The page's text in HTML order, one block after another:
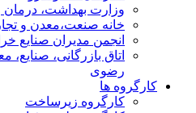
وزارت بهداشت،
خانه صنعت،معدن و
انجمن مدیران صنایع
اتاق بازرگانی،
رضوی
کارگروه ها
کارگروه زیرساخت